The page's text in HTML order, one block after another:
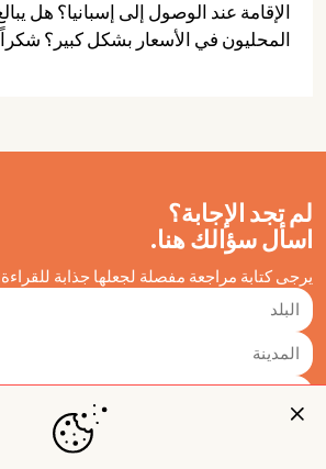
الإقامة عند الوصول إلى إسبانيا؟ هل
المحليون في الأسعار بشكل كبير؟
لم تجد الإجابة؟
اسأل سؤالك هنا.
يرجى كتابة مراجعة مفصلة لجعلها جذابة للقراءة.